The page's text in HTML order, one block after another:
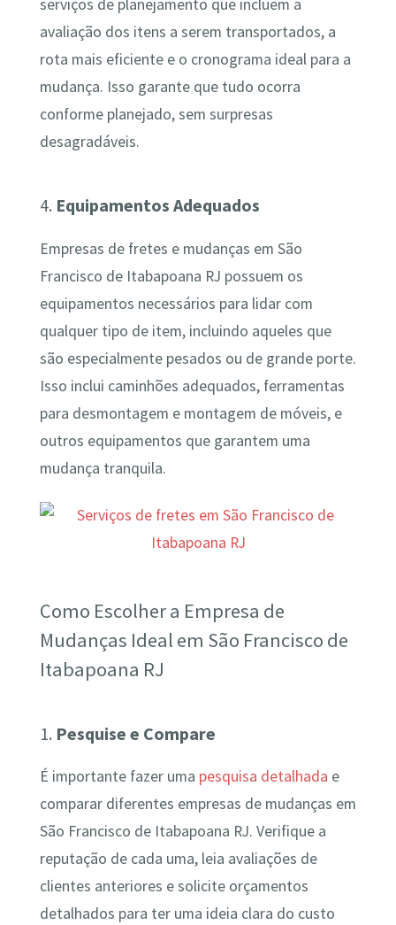
serviços de planejamento que incluem a
avaliação dos itens a serem transportados, a
rota mais eficiente e o cronograma ideal para a
mudança. Isso garante que tudo ocorra
conforme planejado, sem surpresas
desagradáveis.
4. Equipamentos Adequados
Empresas de fretes e mudanças em São
Francisco de Itabapoana RJ possuem os
equipamentos necessários para lidar com
qualquer tipo de item, incluindo aqueles que
são especialmente pesados ou de grande porte.
Isso inclui caminhões adequados, ferramentas
para desmontagem e montagem de móveis, e
outros equipamentos que garantem uma
mudança tranquila.
Como Escolher a Empresa de
Mudanças Ideal em São Francisco de
Itabapoana RJ
1. Pesquise e Compare
É importante fazer uma pesquisa detalhada e
comparar diferentes empresas de mudanças em
São Francisco de Itabapoana RJ. Verifique a
reputação de cada uma, leia avaliações de
clientes anteriores e solicite orçamentos
detalhados para ter uma ideia clara do custo